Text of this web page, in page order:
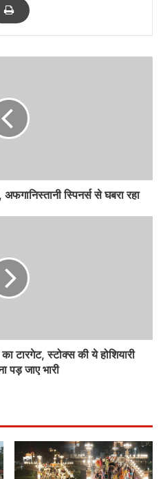
स्पिनर्स से घबरा रहा
टारगेट, स्टोक्स की ये होशियारी
पड़ जाए भारी